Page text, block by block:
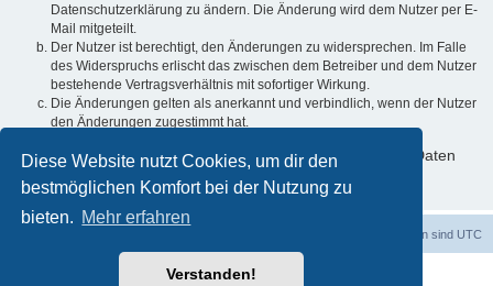
Diese Website nutzt Cookies, um dir den
bestmöglichen Komfort bei der Nutzung zu
bieten. Mehr erfahren
Verstanden!
Datenschutzerklärung zu ändern. Die Änderung wird dem Nutzer per E-
Mail mitgeteilt.
Der Nutzer ist berechtigt, den Änderungen zu widersprechen. Im Falle
des Widerspruchs erlischt das zwischen dem Betreiber und dem Nutzer
bestehende Vertragsverhältnis mit sofortiger Wirkung.
Die Änderungen gelten als anerkannt und verbindlich, wenn der Nutzer
den Änderungen zugestimmt hat.
Informationen über den Umgang mit deinen persönlichen Daten
sind in der Datenschutzerklärung enthalten.
Alle Zeiten sind UTC
Powered byphpBB® Forum Software © phpBB Limited